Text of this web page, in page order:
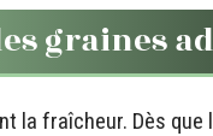
graines
la fraîcheur. Dès